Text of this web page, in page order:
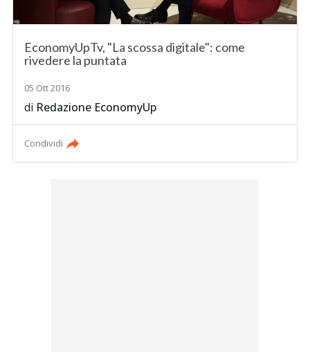
EconomyUpTv, "La scossa digitale": come
rivedere la puntata
05 Ott 2016
di Redazione EconomyUp
Condividi